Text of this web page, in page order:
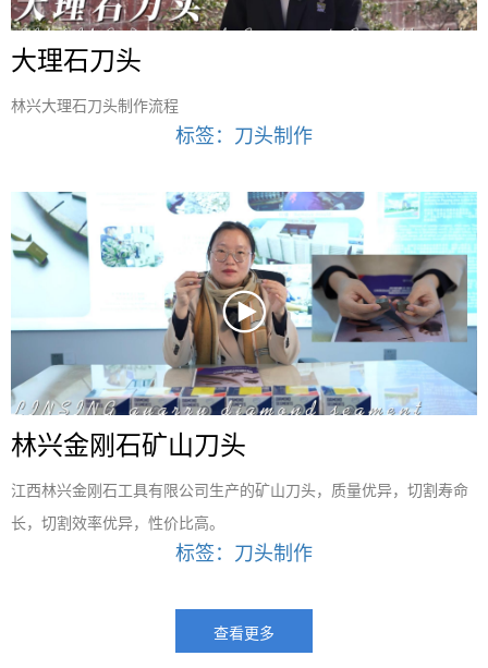
大理石刀头
林兴大理石刀头制作流程
标签：刀头制作
林兴金刚石矿山刀头
江西林兴金刚石工具有限公司生产的矿山刀头，质量优异，切割寿命
长，切割效率优异，性价比高。
标签：刀头制作
查看更多